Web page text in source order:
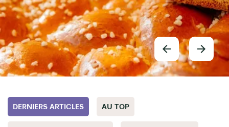
DERNIERS ARTICLES AU TOP